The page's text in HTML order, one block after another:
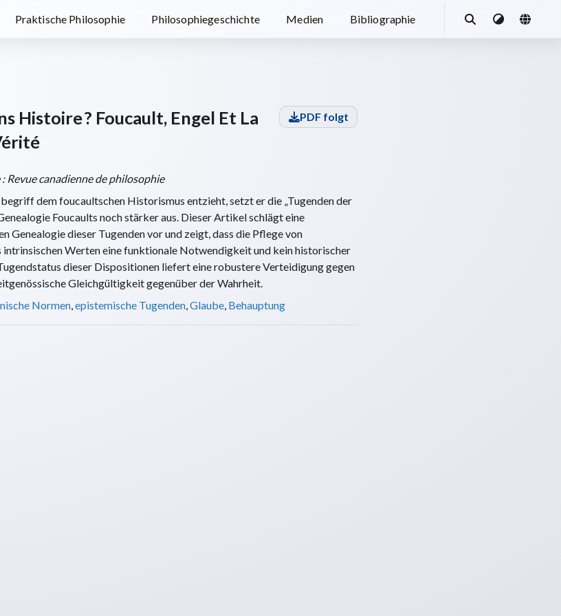
Praktische Philosophie Philosophiegeschichte Medien Bibliographie
Histoire ? Foucault, Engel Et La
PDF folgt
Revue canadienne de philosophie
dem foucaultschen Historismus entzieht, setzt er die „Tugenden der
Foucaults noch stärker aus. Dieser Artikel schlägt eine
Genealogie dieser Tugenden vor und zeigt, dass die Pflege von
Werten eine funktionale Notwendigkeit und kein historischer
dieser Dispositionen liefert eine robustere Verteidigung gegen
Gleichgültigkeit gegenüber der Wahrheit.
Normen,epistemische Tugenden,Glaube, Behauptung